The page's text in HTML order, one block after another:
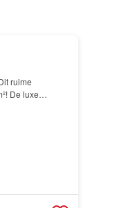
ruime
De luxe